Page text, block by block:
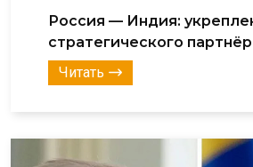
Россия — Индия:
стратегического
Читать